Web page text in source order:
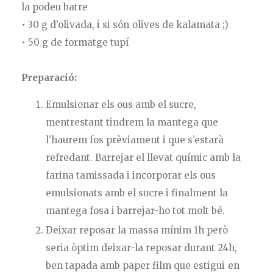
la podeu batre
• 30 g d’olivada, i si són olives de kalamata ;)
• 50 g de formatge tupí
Preparació:
Emulsionar els ous amb el sucre,
mentrestant tindrem la mantega que
l’haurem fos prèviament i que s’estarà
refredant. Barrejar el llevat químic amb la
farina tamissada i incorporar els ous
emulsionats amb el sucre i finalment la
mantega fosa i barrejar-ho tot molt bé.
Deixar reposar la massa mínim 1h però
seria òptim deixar-la reposar durant 24h,
ben tapada amb paper film que estigui en